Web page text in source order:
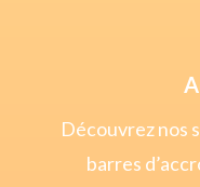
Découvrez nos
barres